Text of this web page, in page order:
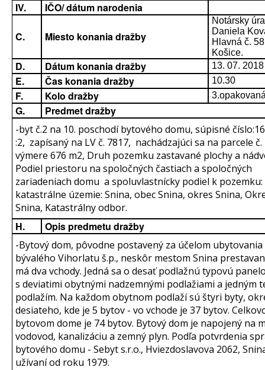
IV. IČO/ dátum narodenia
C. Miesto konania dražby
Notársky
Daniela
Hlavná č.
Košice.
D. Dátum konania dražby 13. 07. 2018
E. Čas konania dražby 10.30
F. Kolo dražby
G. Predmet dražby
-byt č.2 na 10. poschodí bytového domu, súpisné
:2, zapísaný na LV č. 7817, nachádzajúci sa na parcele
výmere 676 m2, Druh pozemku zastavané plochy a
Podiel priestoru na spoločných častiach a spoločných
zariadeniach domu a spoluvlastnícky podiel k pozemku:
katastrálne územie: Snina, obec Snina, okres Snina,
Snina, Katastrálny odbor.
H. Opis predmetu dražby
-Bytový dom, pôvodne postavený za účelom
bývalého Vihorlatu š.p., neskôr mestom Snina
má dva vchody. Jedná sa o desať podlažnú typovú
s deviatimi obytnými nadzemnými podlažiami a jedným
podlažím. Na každom obytnom podlaží sú štyri byty,
desiateho, kde je 5 bytov - vo vchode je 37 bytov.
bytovom dome je 74 bytov. Bytový dom je napojený na
vodovod, kanalizáciu a zemný plyn. Podľa potvrdenia
bytového domu - Sebyt s.r.o., Hviezdoslavova 2062,
užívaní od roku 1979.